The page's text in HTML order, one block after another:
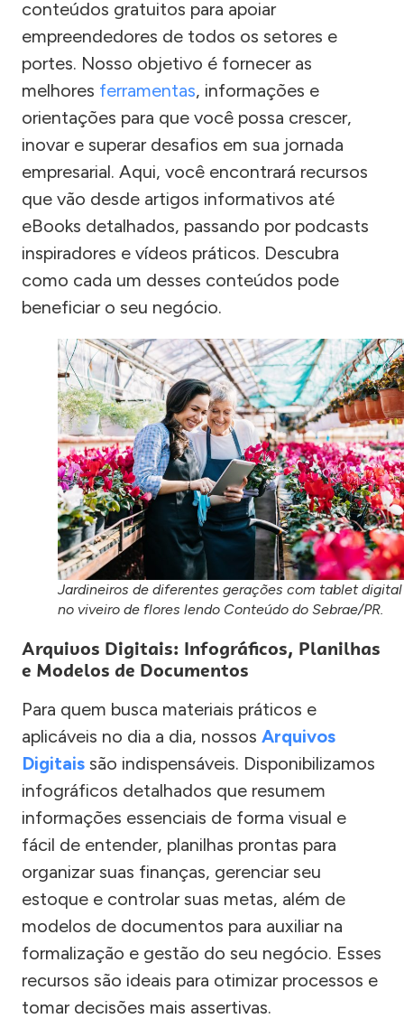
conteúdos gratuitos para apoiar
empreendedores de todos os setores e
portes. Nosso objetivo é fornecer as
melhores ferramentas, informações e
orientações para que você possa crescer,
inovar e superar desafios em sua jornada
empresarial. Aqui, você encontrará recursos
que vão desde artigos informativos até
eBooks detalhados, passando por podcasts
inspiradores e vídeos práticos. Descubra
como cada um desses conteúdos pode
beneficiar o seu negócio.
Jardineiros de diferentes gerações com tablet digital
no viveiro de flores lendo Conteúdo do Sebrae/PR.
Arquivos Digitais: Infográficos, Planilhas
e Modelos de Documentos
Para quem busca materiais práticos e
aplicáveis no dia a dia, nossos Arquivos
Digitais são indispensáveis. Disponibilizamos
infográficos detalhados que resumem
informações essenciais de forma visual e
fácil de entender, planilhas prontas para
organizar suas finanças, gerenciar seu
estoque e controlar suas metas, além de
modelos de documentos para auxiliar na
formalização e gestão do seu negócio. Esses
recursos são ideais para otimizar processos e
tomar decisões mais assertivas.